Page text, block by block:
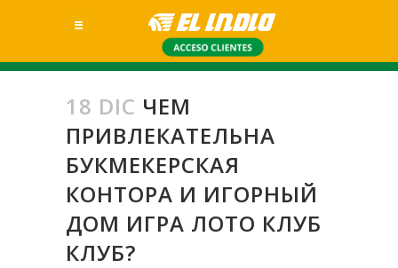
18 DIC ЧЕМ
ПРИВЛЕКАТЕЛЬНА
БУКМЕКЕРСКАЯ
КОНТОРА И ИГОРНЫЙ
ДОМ ИГРА ЛОТО КЛУБ
КЛУБ?